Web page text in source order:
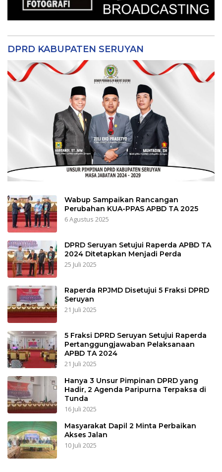
DPRD KABUPATEN SERUYAN
Wabup Sampaikan Rancangan
Perubahan KUA-PPAS APBD TA 2025
6 Agustus 2025
DPRD Seruyan Setujui Raperda APBD TA
2024 Ditetapkan Menjadi Perda
25 Juli 2025
Raperda RPJMD Disetujui 5 Fraksi DPRD
Seruyan
21 Juli 2025
5 Fraksi DPRD Seruyan Setujui Raperda
Pertanggungjawaban Pelaksanaan
APBD TA 2024
21 Juli 2025
Hanya 3 Unsur Pimpinan DPRD yang
Hadir, 2 Agenda Paripurna Terpaksa di
Tunda
16 Juli 2025
Masyarakat Dapil 2 Minta Perbaikan
Akses Jalan
10 Juli 2025